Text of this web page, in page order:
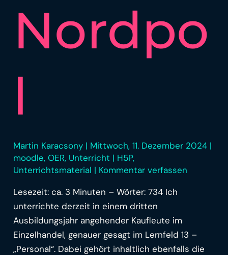
Nordpo
l
Martin Karacsony | Mittwoch, 11. Dezember 2024 |
moodle,OER, Unterricht | H5P,
Unterrichtsmaterial | Kommentar verfassen
Lesezeit: ca. 3 Minuten – Wörter: 734 Ich
unterrichte derzeit in einem dritten
Ausbildungsjahr angehender Kaufleute im
Einzelhandel, genauer gesagt im Lernfeld 13 –
„Personal“. Dabei gehört inhaltlich ebenfalls die